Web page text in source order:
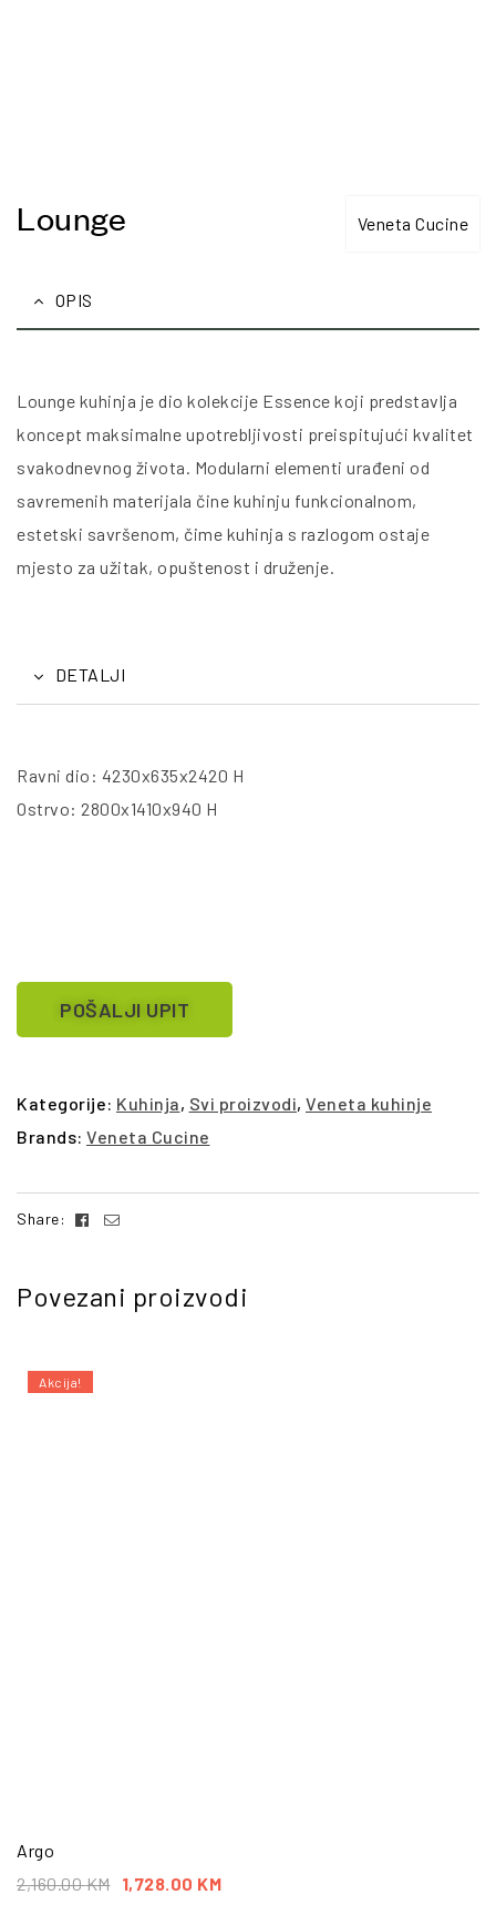
Veneta Cucine
Lounge
OPIS
Lounge kuhinja je dio kolekcije Essence koji predstavlja
koncept maksimalne upotrebljivosti preispitujući kvalitet
svakodnevnog života. Modularni elementi urađeni od
savremenih materijala čine kuhinju funkcionalnom,
estetski savršenom, čime kuhinja s razlogom ostaje
mjesto za užitak, opuštenost i druženje.
DETALJI
Ravni dio: 4230x635x2420 H
Ostrvo: 2800x1410x940 H
POŠALJI UPIT
Kategorije: Kuhinja, Svi proizvodi, Veneta kuhinje
Brands: Veneta Cucine
Share: Facebook
Email
Povezani proizvodi
Akcija!
Argo
2,160.00KM 1,728.00 KM